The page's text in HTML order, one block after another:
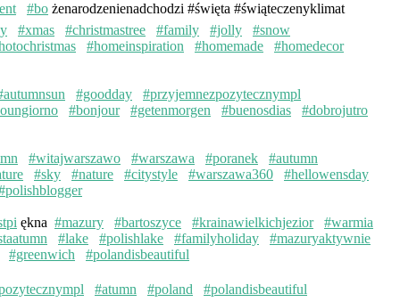
#bo żenarodzenienadchodzi #święta #świąteczenyklimat
#xmas #christmastree #family #jolly
#snow
#homeinspiration #homemade
#homedecor
#goodday
#przyjemnezpozytecznympl
#bonjour #getenmorgen #buenosdias
#dobrojutro
#witajwarszawo #warszawa #poranek
#autumn
#sky #nature #citystyle #warszawa360
#hellowensday
ękna #mazury #bartoszyce #krainawielkichjezior
#warmia
#lake #polishlake #familyholiday
#mazuryaktywnie
#greenwich #polandisbeautiful
#atumn #poland
#polandisbeautiful